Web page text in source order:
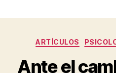
ARTÍCULOS
Ante el